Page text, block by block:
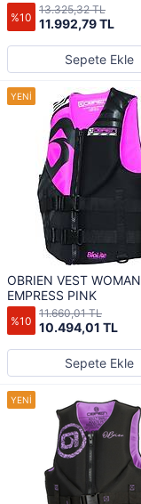
%10 11.992,79 TL
13.325,32 TL
Sepete Ekle
OBRIEN VEST WOMAN
EMPRESS PINK
%10 10.494,01 TL
11.660,01 TL
Sepete Ekle